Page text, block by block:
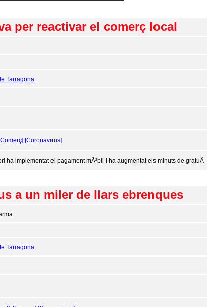
per reactivar el comerç local
Tarragona
[Comerç] [Coronavirus]
ha implementat el pagament mÃ²bil i ha augmentat els minuts de
a un miler de llars ebrenques
Tarragona